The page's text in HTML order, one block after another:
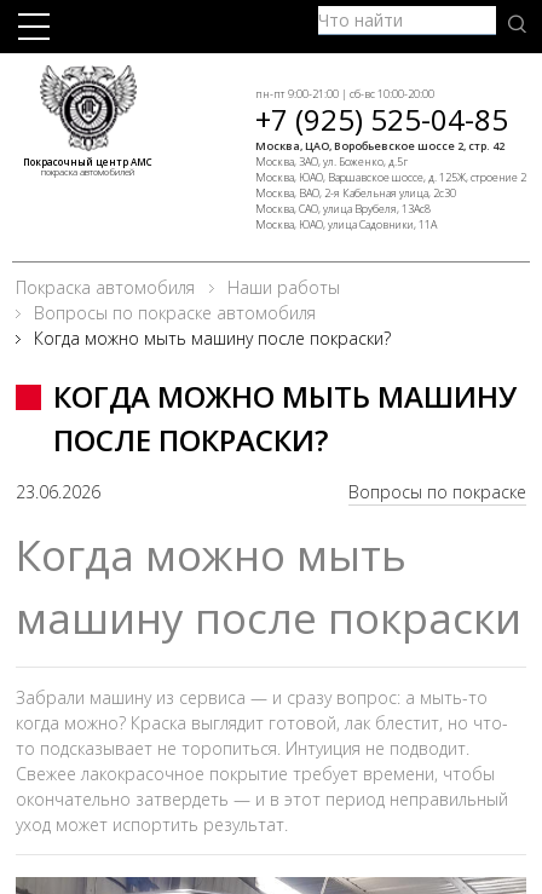
Покрасочный центр АМС
покраска автомобилей
пн-пт 9:00-21:00 | сб-вс 10:00-20:00
+7 (925) 525-04-85
Москва, ЦАО, Воробьевское шоссе 2, стр. 42
Москва, ЗАО, ул. Боженко, д.5г
Москва, ЮАО, Варшавское шоссе, д. 125Ж, строение 2
Москва, ВАО, 2-я Кабельная улица, 2с30
Москва, САО, улица Врубеля, 13Ас8
Москва, ЮАО, улица Садовники, 11А
Покраска автомобиля
Наши работы
Вопросы по покраске автомобиля
Когда можно мыть машину после покраски?
КОГДА МОЖНО МЫТЬ МАШИНУ
ПОСЛЕ ПОКРАСКИ?
23.06.2026 Вопросы по покраске
Когда можно мыть
машину после покраски
Забрали машину из сервиса — и сразу вопрос: а мыть-то
когда можно? Краска выглядит готовой, лак блестит, но что-
то подсказывает не торопиться. Интуиция не подводит.
Свежее лакокрасочное покрытие требует времени, чтобы
окончательно затвердеть — и в этот период неправильный
уход может испортить результат.